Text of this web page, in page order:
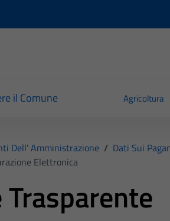
il Comune Agricoltura
Dell' Amministrazione / Dati Sui
Elettronica